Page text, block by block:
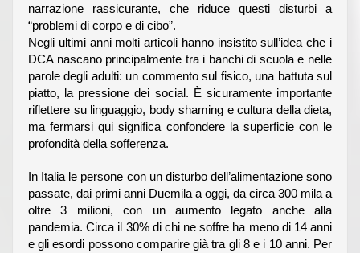
narrazione rassicurante, che riduce questi disturbi a
“problemi di corpo e di cibo”.
Negli ultimi anni molti articoli hanno insistito sull’idea che i
DCA nascano principalmente tra i banchi di scuola e nelle
parole degli adulti: un commento sul fisico, una battuta sul
piatto, la pressione dei social. È sicuramente importante
riflettere su linguaggio, body shaming e cultura della dieta,
ma fermarsi qui significa confondere la superficie con le
profondità della sofferenza.
In Italia le persone con un disturbo dell’alimentazione sono
passate, dai primi anni Duemila a oggi, da circa 300 mila a
oltre 3 milioni, con un aumento legato anche alla
pandemia. Circa il 30% di chi ne soffre ha meno di 14 anni
e gli esordi possono comparire già tra gli 8 e i 10 anni. Per